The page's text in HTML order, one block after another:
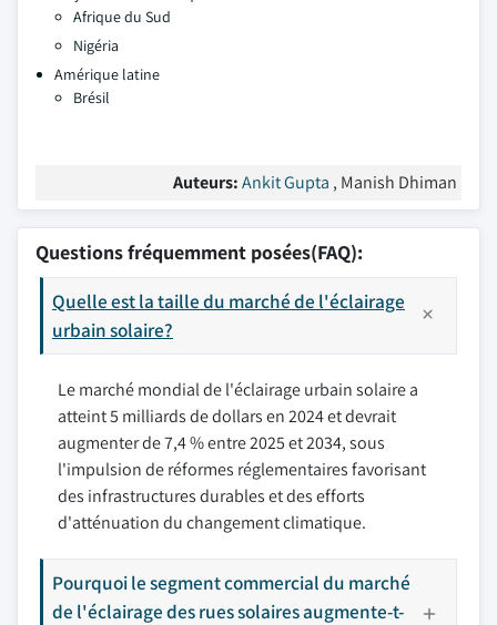
Afrique du Sud
Nigéria
Amérique latine
Brésil
Auteurs:Ankit Gupta , Manish Dhiman
Questions fréquemment posées(FAQ):
Quelle est la taille du marché de l'éclairage
urbain solaire?
Le marché mondial de l'éclairage urbain solaire a
atteint 5 milliards de dollars en 2024 et devrait
augmenter de 7,4 % entre 2025 et 2034, sous
l'impulsion de réformes réglementaires favorisant
des infrastructures durables et des efforts
d'atténuation du changement climatique.
Pourquoi le segment commercial du marché
de l'éclairage des rues solaires augmente-t-